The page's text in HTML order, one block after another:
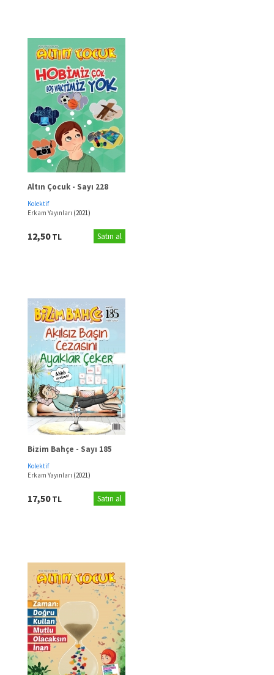
Altın Çocuk - Sayı 228
Kolektif
Erkam Yayınları (2021)
12,50TL Satın al
Bizim Bahçe - Sayı 185
Kolektif
Erkam Yayınları (2021)
17,50TL Satın al